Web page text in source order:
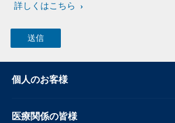
詳しくはこちら
個人のお客様
医療関係の皆様